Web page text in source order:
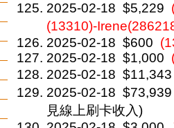
2025-02-18 $5,229
(13310)-
2025-02-18 $600
2025-02-18 $1,000
2025-02-18 $11,343
2025-02-18 $73,939
見線上刷卡收入)